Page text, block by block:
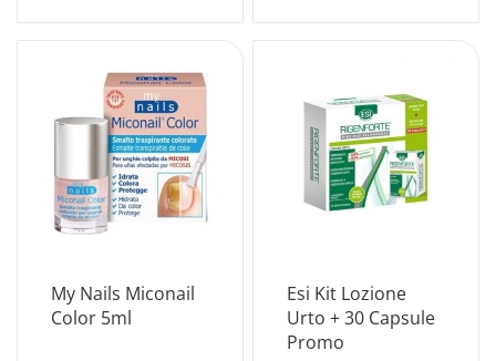
My Nails Miconail
Color 5ml
Esi Kit Lozione
Urto + 30 Capsule
Promo